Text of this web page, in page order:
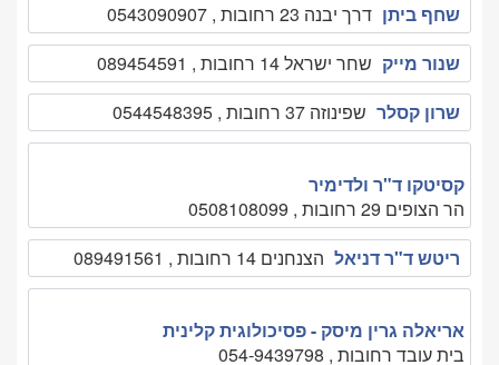
שחף ביתן דרך יבנה 23 רחובות , 0543090907
שנור מייק שחר ישראל 14 רחובות , 089454591
שרון קסלר שפינוזה 37 רחובות , 0544548395
קסיטקו ד"ר ולדימיר
הר הצופים 29 רחובות , 0508108099
ריטש ד"ר דניאל הצנחנים 14 רחובות , 089491561
אריאלה גרין מיסק - פסיכולוגית קלינית
בית עובד רחובות , 054-9439798